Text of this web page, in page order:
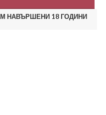
НАВЪРШЕНИ 18 ГОДИНИ